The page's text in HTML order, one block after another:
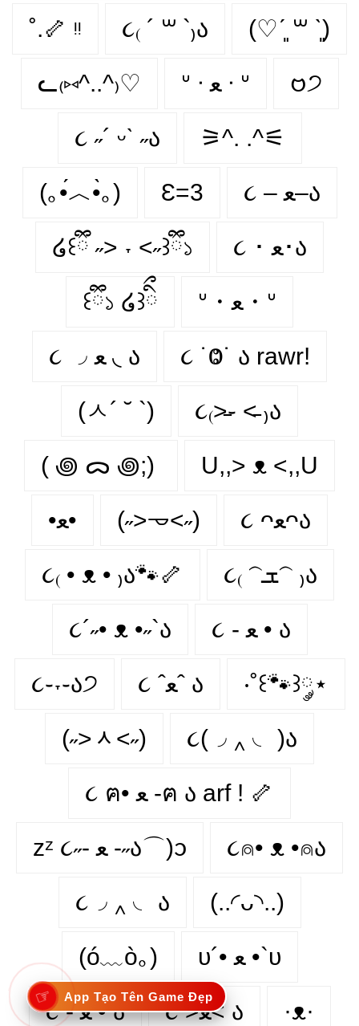
˚.🦴 ᵎᵎ ૮₍ ´ ꒳ `₎ა (♡ˊ͈ ꒳ ˋ͈)
ᓚ₍⑅^..^₎♡ ᐡ ᐧ ﻌ ᐧ ᐡ 𑄝੭
૮ ˶´ ᵕˋ ˶ა ⚞^. .^⚟
(｡•́︿•̀｡) Ɛ=3 ૮ – ﻌ–ა
໒꒰ྀི ˶> ˕ <˶꒱ྀི১ ૮ ･ ﻌ･ა
꒰ྀི১ ໒꒱ིྀ ᐡ・ﻌ・ᐡ
૮ ◞ ﻌ ◟ ა ૮ ˙Ⱉ˙ ა rawr!
(ㅅ´ ˘ `) ૮₍˃̵֊ ˂̵ ₎ა
( ꩜ ᯅ ꩜;)⁭ ⁭ U,,> ᴥ <,,U
•ﻌ• (˶˃𐃷˂˶) ૮ ᴖﻌᴖა
૮₍ • ᴥ • ₎ა🐾🦴 ૮₍ 𝁽ܫ𝁽 ₎ა
૮´˶• ᴥ •˶`ა ૮ - ﻌ • ა⁩
૮֊˕֊ა੭ ૮ ˆﻌˆ ა ‧˚꒰🐾꒱༘⋆
(˶˃ᆺ˂˶) ૮(◞ ‸ ◟ )ა
૮ ฅ• ﻌ -ฅ ა arf ! 🦴
zᶻ ૮˶- ﻌ -˶ა⌒)ᦱ ૮⍝• ᴥ •⍝ა
૮◞ ‸ ◟ ა (..◜ᴗ◝..)
(ó﹏ò｡) υ´• ﻌ •`υ
૮ - ﻌ • ა ૮ >ﻌ< ა ·ᴥ·
☞ App Tạo Tên Game Đẹp